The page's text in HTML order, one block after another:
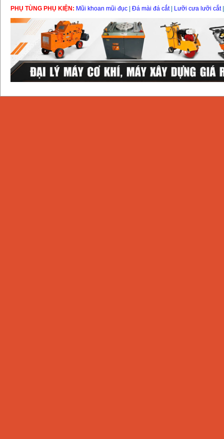
PHỤ TÙNG PHỤ KIỆN: Mũi khoan mũi đục Đá mài đá cắt| Lưỡi cưa lưỡi cắt